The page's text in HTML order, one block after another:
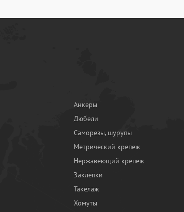
Анкеры
Дюбели
Саморезы, шурупы
Метрический крепеж
Нержавеющий крепеж
Заклепки
Такелаж
Хомуты